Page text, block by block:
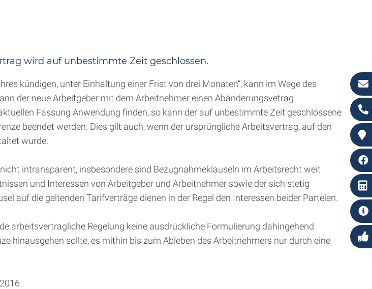
wird auf unbestimmte Zeit geschlossen.
kündigen, unter Einhaltung einer Frist von drei Monaten“, kann im Wege des
der neue Arbeitgeber mit dem Arbeitnehmer einen Abänderungsvetrag
Fassung Anwendung finden, so kann der auf unbestimmte Zeit geschlossene
beendet werden. Dies gilt auch, wenn der ursprüngliche Arbeitsvertrag, auf den
wurde.
intransparent, insbesondere sind Bezugnahmeklauseln im Arbeitsrecht weit
und Interessen von Arbeitgeber und Arbeitnehmer sowie der sich stetig
auf die geltenden Tarifverträge dienen in der Regel den Interessen beider Parteien.
arbeitsvertragliche Regelung keine ausdrückliche Formulierung dahingehend
hinausgehen sollte, es mithin bis zum Ableben des Arbeitnehmers nur durch eine